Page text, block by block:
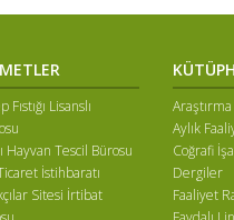
Fıstığı Lisanslı
Hayvan Tescil Bürosu
İstihbaratı
Sitesi İrtibat
Aylık
Coğrafi
Dergiler
Faaliyet